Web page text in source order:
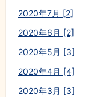
2020年7月 [2]
2020年6月 [2]
2020年5月 [3]
2020年4月 [4]
2020年3月 [3]